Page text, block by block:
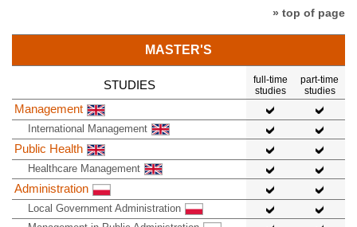
» top of page
MASTER'S
STUDIES
full-time
studies
part-time
studies
Management
International Management
Public Health
Healthcare Management
Administration
Local Government Administration